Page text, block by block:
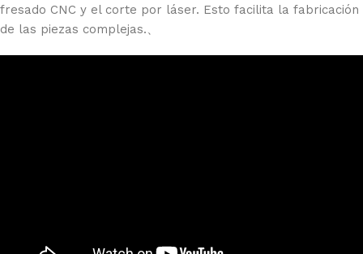
fresado CNC y el corte por láser. Esto facilita la fabricación
de las piezas complejas.、